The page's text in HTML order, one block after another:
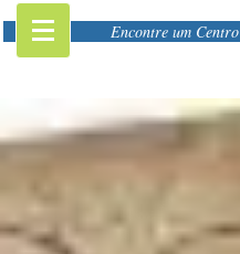
Encontre um Centro